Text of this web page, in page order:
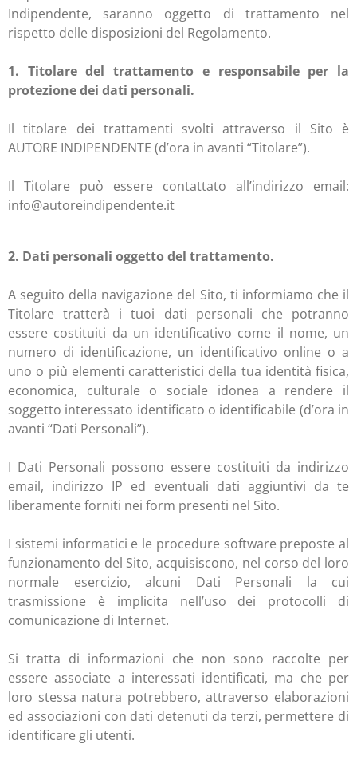
Indipendente, saranno oggetto di trattamento nel
rispetto delle disposizioni del Regolamento.
1. Titolare del trattamento e responsabile per la
protezione dei dati personali.
Il titolare dei trattamenti svolti attraverso il Sito è
AUTORE INDIPENDENTE (d’ora in avanti “Titolare”).
Il Titolare può essere contattato all’indirizzo email:
info@autoreindipendente.it
2. Dati personali oggetto del trattamento.
A seguito della navigazione del Sito, ti informiamo che il
Titolare tratterà i tuoi dati personali che potranno
essere costituiti da un identificativo come il nome, un
numero di identificazione, un identificativo online o a
uno o più elementi caratteristici della tua identità fisica,
economica, culturale o sociale idonea a rendere il
soggetto interessato identificato o identificabile (d’ora in
avanti “Dati Personali”).
I Dati Personali possono essere costituiti da indirizzo
email, indirizzo IP ed eventuali dati aggiuntivi da te
liberamente forniti nei form presenti nel Sito.
I sistemi informatici e le procedure software preposte al
funzionamento del Sito, acquisiscono, nel corso del loro
normale esercizio, alcuni Dati Personali la cui
trasmissione è implicita nell’uso dei protocolli di
comunicazione di Internet.
Si tratta di informazioni che non sono raccolte per
essere associate a interessati identificati, ma che per
loro stessa natura potrebbero, attraverso elaborazioni
ed associazioni con dati detenuti da terzi, permettere di
identificare gli utenti.